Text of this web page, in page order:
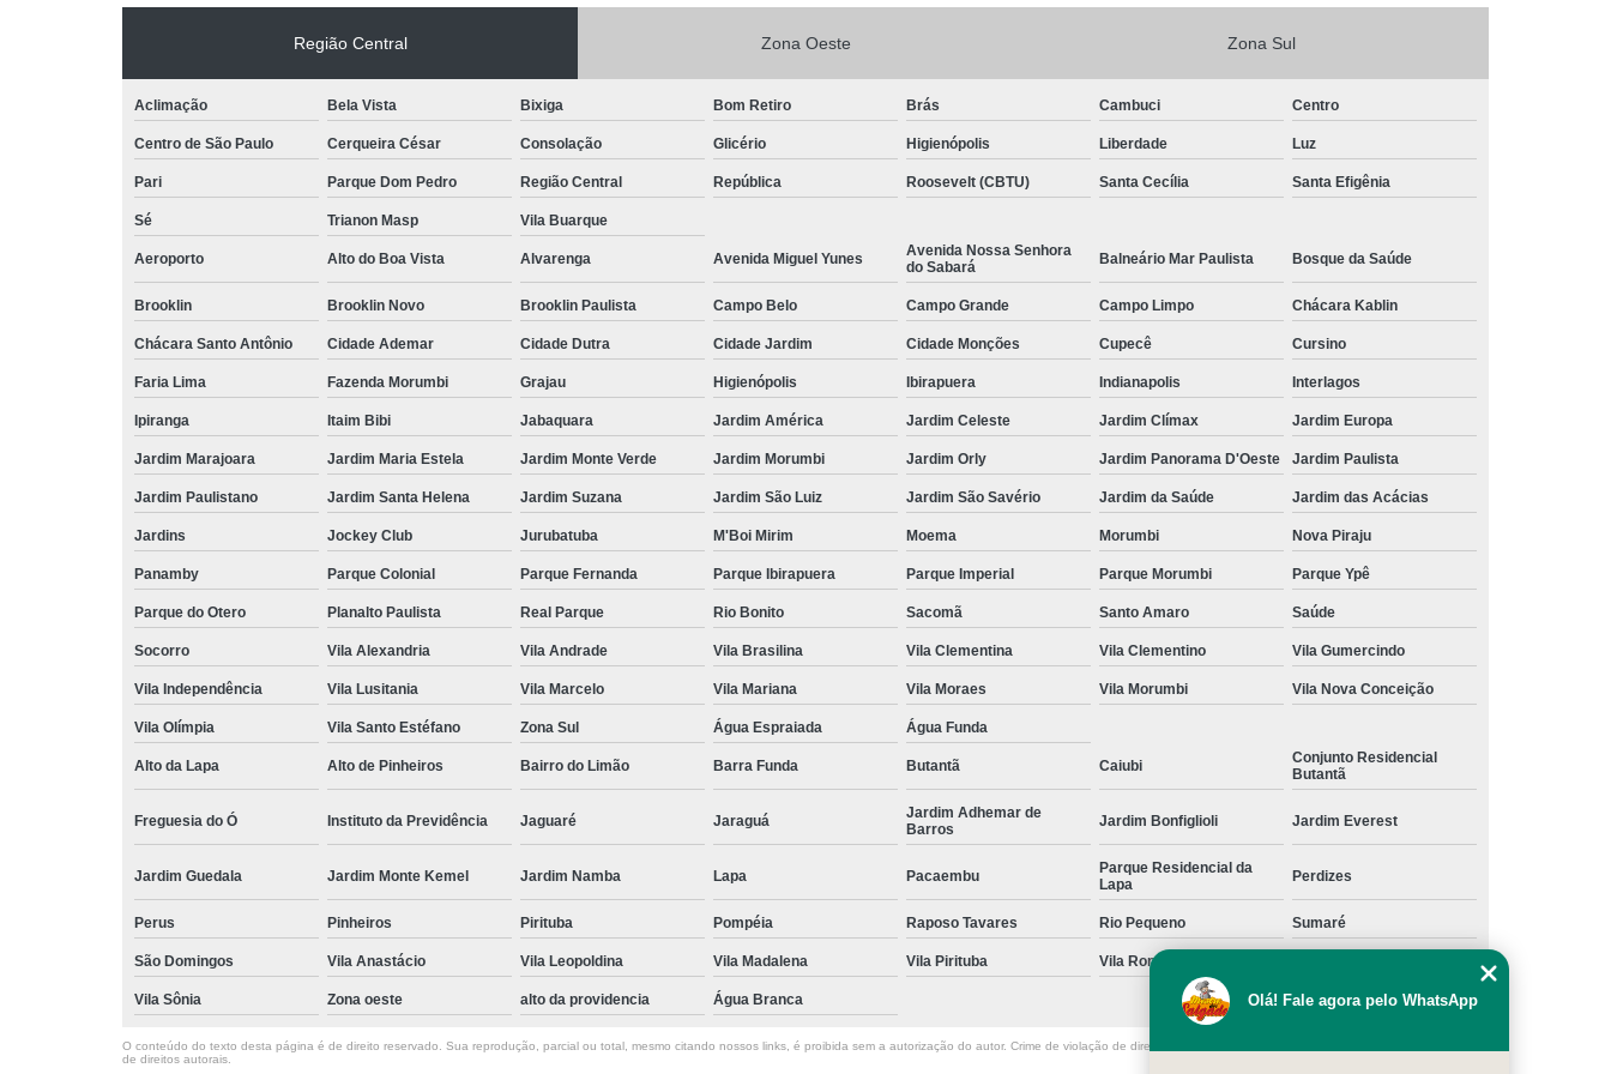
empresariais Barra Funda
coffee break em empresas valor Interlagos
encomenda de coffee break empresas por encomenda
Roosevelt (CBTU)
Jardim Maria Estela
encomenda de coffee break para eventos corporativos
encomenda de coffee break para empresa Conjunto
Residencial Butantã
empresa de coffee break para eventos corporativos de
empresas Cursino
coffees break personalizado para empresa Jardim
Europa
coffee break para evento de empresas valor Avenida
coffee break de eventos corporativos para empresas
Jardim das Acácias
coffee break para festas de empresas valor Vila
empresa de coffee break para evento de empresas
coffee break de eventos corporativos para empresas
valor Vila Pirituba
encomenda de coffee break personalizado para
empresa Parque Residencial da Lapa
coffee break personalizado para empresa Jurubatuba
encomenda de coffee break para eventos corporativos
de empresas Rio Pequeno
Região Central Zona Oeste Zona Sul
Aclimação Bela Vista Bixiga Bom Retiro Brás Cambuci Centro
Centro de São Paulo Cerqueira César Consolação Glicério Higienópolis Liberdade Luz
Pari Parque Dom Pedro Região Central República Roosevelt (CBTU) Santa Cecília Santa Efigênia
Sé Trianon Masp Vila Buarque
Aeroporto Alto do Boa Vista Alvarenga Avenida Miguel Yunes
Avenida Nossa Senhora
do Sabará
Balneário Mar Paulista Bosque da Saúde
Brooklin Brooklin Novo Brooklin Paulista Campo Belo Campo Grande Campo Limpo Chácara Kablin
Chácara Santo Antônio Cidade Ademar Cidade Dutra Cidade Jardim Cidade Monções Cupecê Cursino
Faria Lima Fazenda Morumbi Grajau Higienópolis Ibirapuera Indianapolis Interlagos
Ipiranga Itaim Bibi Jabaquara Jardim América Jardim Celeste Jardim Clímax Jardim Europa
Jardim Marajoara Jardim Maria Estela Jardim Monte Verde Jardim Morumbi Jardim Orly Jardim Panorama D'Oeste Jardim Paulista
Jardim Paulistano Jardim Santa Helena Jardim Suzana Jardim São Luiz Jardim São Savério Jardim da Saúde Jardim das Acácias
Jardins Jockey Club Jurubatuba M'Boi Mirim Moema Morumbi Nova Piraju
Panamby Parque Colonial Parque Fernanda Parque Ibirapuera Parque Imperial Parque Morumbi Parque Ypê
Parque do Otero Planalto Paulista Real Parque Rio Bonito Sacomã Santo Amaro Saúde
Socorro Vila Alexandria Vila Andrade Vila Brasilina Vila Clementina Vila Clementino Vila Gumercindo
Vila Independência Vila Lusitania Vila Marcelo Vila Mariana Vila Moraes Vila Morumbi Vila Nova Conceição
Vila Olímpia Vila Santo Estéfano Zona Sul Água Espraiada Água Funda
Alto da Lapa Alto de Pinheiros Bairro do Limão Barra Funda Butantã Caiubi
Conjunto Residencial
Butantã
Freguesia do Ó Instituto da Previdência Jaguaré Jaraguá
Jardim Adhemar de
Barros
Jardim Bonfiglioli Jardim Everest
Jardim Guedala Jardim Monte Kemel Jardim Namba Lapa Pacaembu
Parque Residencial da
Lapa
Perdizes
Perus Pinheiros Pirituba Pompéia Raposo Tavares Rio Pequeno Sumaré
São Domingos Vila Anastácio Vila Leopoldina Vila Madalena Vila Pirituba Vila Romana
Vila Sônia Zona oeste alto da providencia Água Branca
O conteúdo do texto desta página é de direito reservado. Sua reprodução, parcial ou total, mesmo citando nossos links, é proibida sem a autorização do autor. Crime de violação de direito autoral – artigo 184 do Código Penal –
de direitos autorais
Olá! Fale agora pelo WhatsApp